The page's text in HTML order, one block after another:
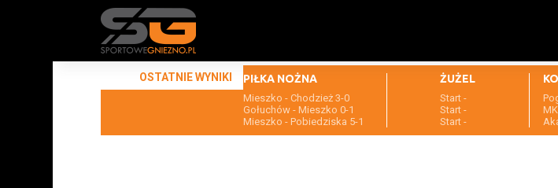
OSTATNIE WYNIKI PIŁKA NOŻNA
Mieszko - Chodzież 3-0
Gołuchów - Mieszko 0-1
Mieszko - Pobiedziska 5-1
ŻUŻEL
Start -
Start -
Start -